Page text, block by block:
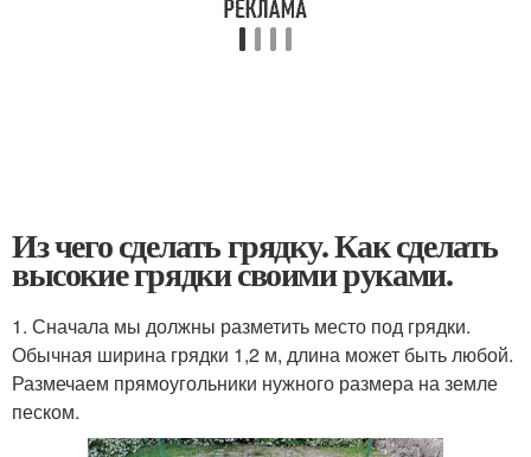
Из чего сделать грядку. Как сделать
высокие грядки своими руками.
1. Сначала мы должны разметить место под грядки.
Обычная ширина грядки 1,2 м, длина может быть любой.
Размечаем прямоугольники нужного размера на земле
песком.